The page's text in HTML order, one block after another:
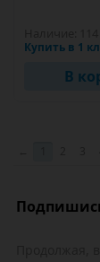
Купить в 1
В